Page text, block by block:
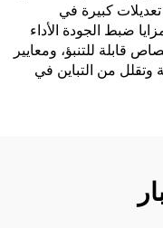
كبيرة في
ضبط الجودة الأداء
قابلة للتنبؤ، ومعايير
وتقلل من التباين في